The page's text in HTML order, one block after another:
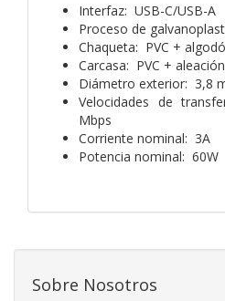
Interfaz: USB-C/USB-A
Proceso de
Chaqueta: PVC +
Carcasa: PVC +
Diámetro exterior: 3,8
Velocidades de
Mbps
Corriente nominal: 3A
Potencia nominal: 60W
Sobre Nosotros